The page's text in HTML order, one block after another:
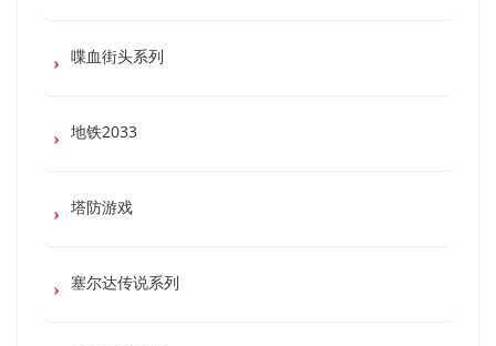
喋血街头系列
地铁2033
塔防游戏
塞尔达传说系列